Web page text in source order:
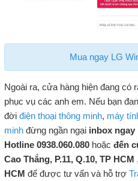
Mua ngay LG
Ngoài ra, cửa hàng hiện đang có
phục vụ các anh em. Nếu bạn
đời điện thoại thông minh, máy
minhđừng ngần ngại inbox ngay
Hotline 0938.060.080hoặc đến
Cao Thắng, P.11, Q.10, TP HCM
HCM để được tư vấn và hỗ trợ